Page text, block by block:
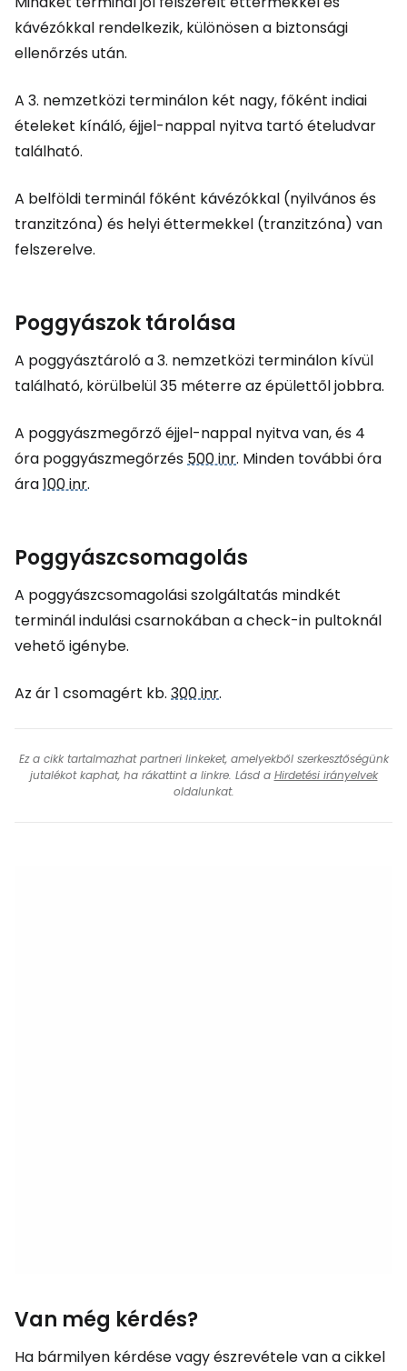
kávézókkal rendelkezik, különösen a biztonsági
ellenőrzés után.
A 3. nemzetközi terminálon két nagy, főként indiai
ételeket kínáló, éjjel-nappal nyitva tartó ételudvar
található.
A belföldi terminál főként kávézókkal (nyilvános és
tranzitzóna) és helyi éttermekkel (tranzitzóna) van
felszerelve.
Poggyászok tárolása
A poggyásztároló a 3. nemzetközi terminálon kívül
található, körülbelül 35 méterre az épülettől jobbra.
A poggyászmegőrző éjjel-nappal nyitva van, és 4
óra poggyászmegőrzés500 inr. Minden további óra
ára100 inr.
Poggyászcsomagolás
A poggyászcsomagolási szolgáltatás mindkét
terminál indulási csarnokában a check-in pultoknál
vehető igénybe.
Az ár 1 csomagért kb. 300 inr.
Ez a cikk tartalmazhat partneri linkeket, amelyekből szerkesztőségünk
jutalékot kaphat, ha rákattint a linkre. Lásd a Hirdetési irányelvek
oldalunkat.
Van még kérdés?
Ha bármilyen kérdése vagy észrevétele van a cikkel